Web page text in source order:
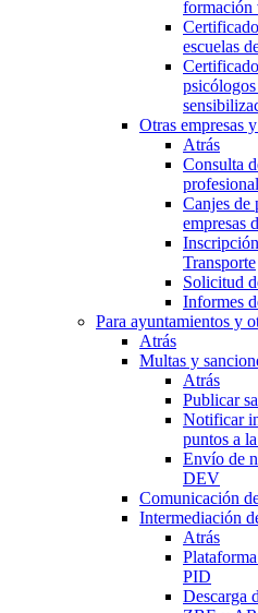
formación
escuelas
Otras empresas
Atrás
Consulta
profesional
Canjes de
empresas
Transporte
Solicitud
Informes
Para ayuntamientos y
Atrás
Multas y
Atrás
Publicar
Notificar
puntos a
Envío de
DEV
Comunicación
Intermediación
Atrás
PID
Descarga